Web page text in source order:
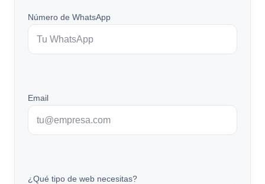
Número de WhatsApp
Email
¿Qué tipo de web necesitas?